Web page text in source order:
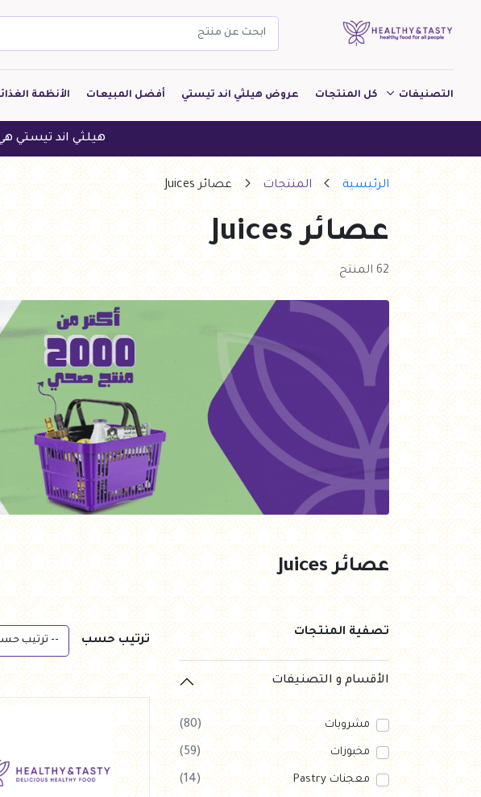
التصنيفات
مخبوزات
معجنات Pastry
بقالة
ألبان
بارات طاقة
دواجن
العروض Offers
جزارة
رايس كيك Rice cake
هيلثي كولا
كل المنتجات عروض هيلثي اند تيستي أفضل المبيعات الأنظمة
منخفض
منخفض
النباتين
النظام النباتي
هيلثي اند تيستي هي علامة تجارية
الرئيسية المنتجات عصائر Juices
عصائر Juices
62 المنتج
عصائر Juices
تصفية المنتجات
الأقسام و التصنيفات
مشروبات (80)
مخبوزات (59)
معجنات Pastry (14)
ترتيب حسب